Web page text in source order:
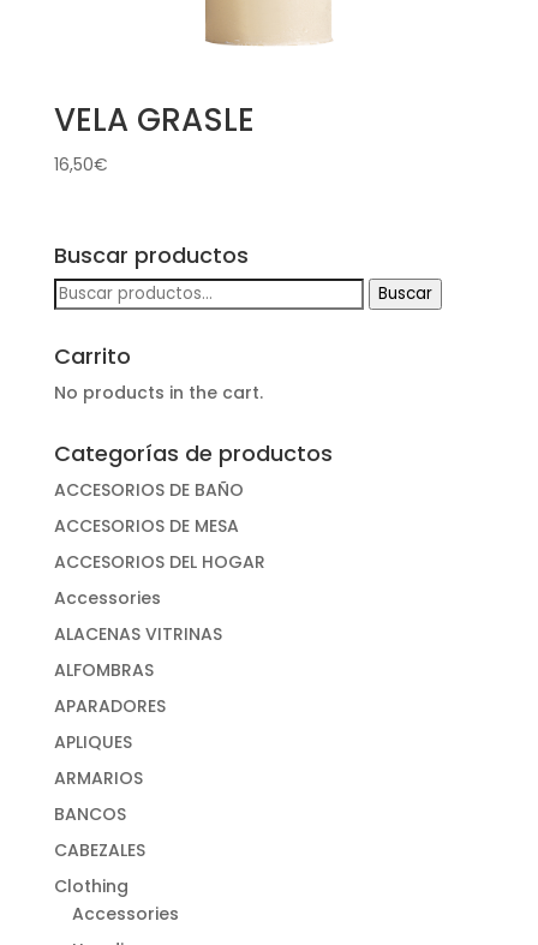
VELA GRASLE
16,50€
Buscar productos
Buscar
por:
Buscar
Carrito
No products in the cart.
Categorías de productos
ACCESORIOS DE BAÑO
ACCESORIOS DE MESA
ACCESORIOS DEL HOGAR
Accessories
ALACENAS VITRINAS
ALFOMBRAS
APARADORES
APLIQUES
ARMARIOS
BANCOS
CABEZALES
Clothing
Accessories